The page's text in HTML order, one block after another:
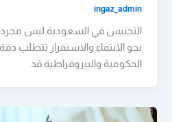
ingaz_admin
التجنيس في السعودية ليس مجرد
نحو الانتماء والاستقرار تتطلب
الحكومية والبيروقراطية قد